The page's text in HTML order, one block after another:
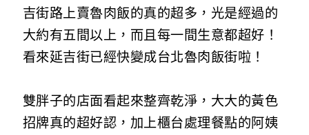
吉街路上賣魯肉飯的真的超多，光是經過的
大約有五間以上，而且每一間生意都超好！
看來延吉街已經快變成台北魯肉飯街啦！
雙胖子的店面看起來整齊乾淨，大大的黃色
招牌真的超好認，加上櫃台處理餐點的阿姨